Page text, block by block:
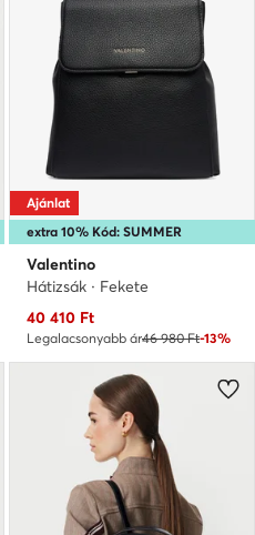
extra 10% Kód: SUMMER
Ajánlat
Valentino
Hátizsák · Fekete
Aktuális ár
40 410 Ft
Legalacsonyabb ár46 980 Ft-13%